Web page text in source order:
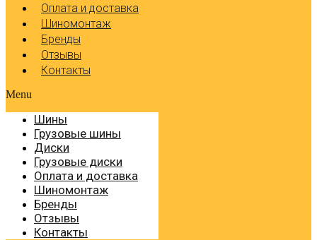
Оплата и доставка
Шиномонтаж
Бренды
Отзывы
Контакты
Menu
Шины
Грузовые шины
Диски
Грузовые диски
Оплата и доставка
Шиномонтаж
Бренды
Отзывы
Контакты